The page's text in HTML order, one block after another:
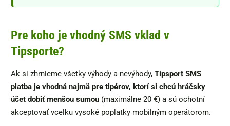
Pre koho je vhodný SMS vklad v
Tipsporte?
Ak si zhrnieme všetky výhody a nevýhody, Tipsport SMS
platba je vhodná najmä pre tipérov, ktorí si chcú hráčsky
účet dobiť menšou sumou (maximálne 20 €) a sú ochotní
akceptovať vcelku vysoké poplatky mobilným operátorom.